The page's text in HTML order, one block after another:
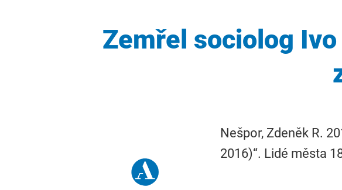
Zemřel sociolog
Nešpor, Zdeněk R.
2016)“. Lidé města